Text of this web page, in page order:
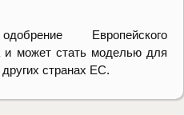
Европейского
и может стать моделью для
странах ЕС.